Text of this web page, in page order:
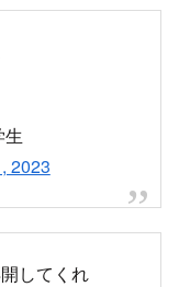
2023
してくれ